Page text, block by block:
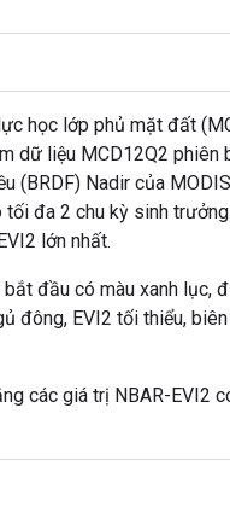
học lớp phủ mặt đất
dữ liệu MCD12Q2 phiên
(BRDF) Nadir của
đa 2 chu kỳ sinh
lớn nhất.
đầu có màu xanh lục,
đông, EVI2 tối thiểu,
các giá trị NBAR-EVI2